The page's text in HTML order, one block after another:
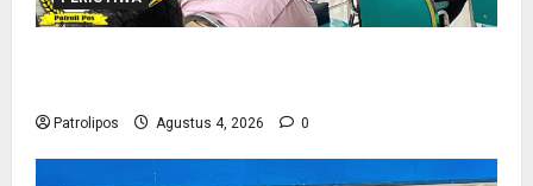
Patrolipos Agustus 4, 2026 0